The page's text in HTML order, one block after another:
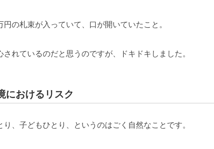
の札束が入っていて、口が開いていたこと。
れているのだと思うのですが、ドキドキしました。
におけるリスク
、子どもひとり、というのはごく自然なことです。